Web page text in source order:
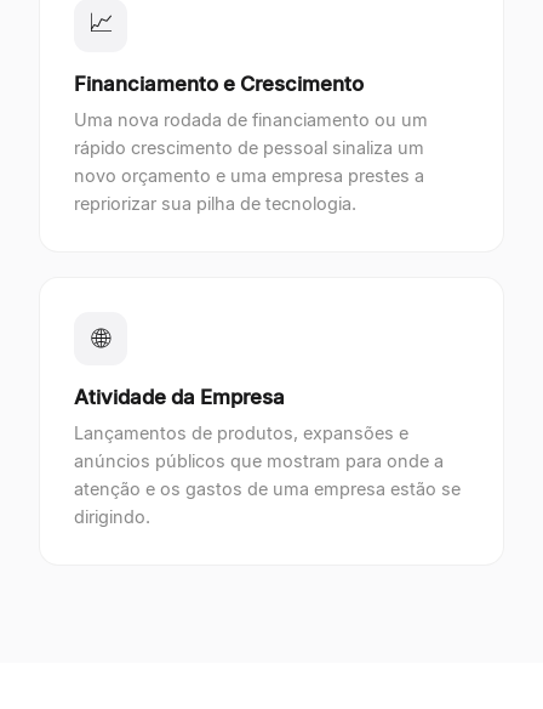
📈
Financiamento e Crescimento
Uma nova rodada de financiamento ou um
rápido crescimento de pessoal sinaliza um
novo orçamento e uma empresa prestes a
repriorizar sua pilha de tecnologia.
🌐
Atividade da Empresa
Lançamentos de produtos, expansões e
anúncios públicos que mostram para onde a
atenção e os gastos de uma empresa estão se
dirigindo.